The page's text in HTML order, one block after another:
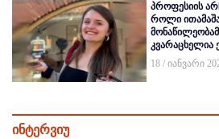
პროფესიის
როლი
კვარაცხელია
18 / იანვარი
ინტერვიუ